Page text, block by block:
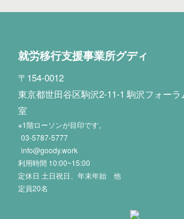
就労移行支援事業所グディ
〒154-0012
東京都世田谷区駒沢2-11-1 駒沢フォー
室
※1階ローソンが目印です。
03-5787-5777
info@goody.work
利用時間 10:00~15:00
定休日 土日祝日、年末年始 他
定員20名